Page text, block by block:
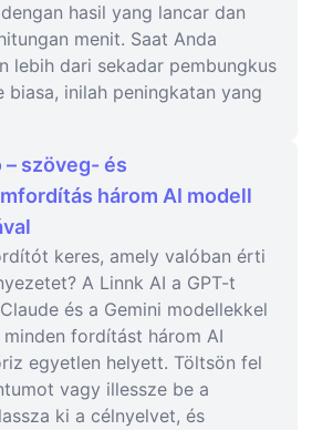
hasil yang lancar dan
menit. Saat Anda
lebih dari sekadar pembungkus
biasa, inilah peningkatan yang
szöveg- és
három AI modell
keres, amely valóban érti
A Linnk AI a GPT-t
és a Gemini modellekkel
fordítást három AI
egyetlen helyett. Töltsön fel
vagy illessze be a
ki a célnyelvet, és